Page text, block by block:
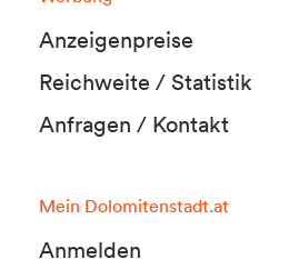
Anzeigenpreise
Reichweite / Statistik
Anfragen / Kontakt
Mein Dolomitenstadt.at
Anmelden